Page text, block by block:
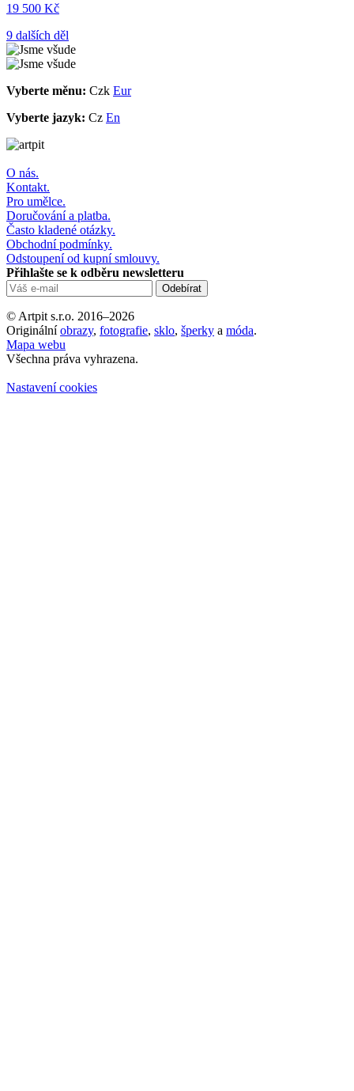
19 500 Kč
9 dalších děl
Vyberte měnu: Czk Eur
Vyberte jazyk: Cz En
O nás.
Kontakt.
Pro umělce.
Doručování a platba.
Často kladené otázky.
Obchodní podmínky.
Odstoupení od kupní smlouvy.
Přihlašte se k odběru newsletteru
© Artpit s.r.o. 2016–2026
Originálníobrazy, fotografie, sklo, šperky a móda.
Mapa webu
Všechna práva vyhrazena.
Nastavení cookies